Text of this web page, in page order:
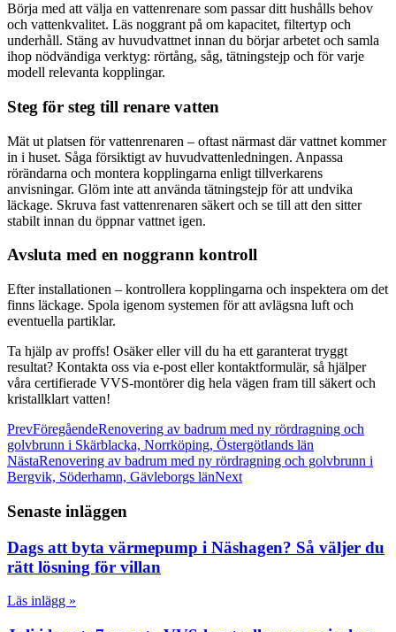
Börja med att välja en vattenrenare som passar ditt hushålls behov
och vattenkvalitet. Läs noggrant på om kapacitet, filtertyp och
underhåll. Stäng av huvudvattnet innan du börjar arbetet och samla
ihop nödvändiga verktyg: rörtång, såg, tätningstejp och för varje
modell relevanta kopplingar.
Steg för steg till renare vatten
Mät ut platsen för vattenrenaren – oftast närmast där vattnet kommer
in i huset. Såga försiktigt av huvudvattenledningen. Anpassa
rörändarna och montera kopplingarna enligt tillverkarens
anvisningar. Glöm inte att använda tätningstejp för att undvika
läckage. Skruva fast vattenrenaren säkert och se till att den sitter
stabilt innan du öppnar vattnet igen.
Avsluta med en noggrann kontroll
Efter installationen – kontrollera kopplingarna och inspektera om det
finns läckage. Spola igenom systemen för att avlägsna luft och
eventuella partiklar.
Ta hjälp av proffs! Osäker eller vill du ha ett garanterat tryggt
resultat? Kontakta oss via e-post eller kontaktformulär, så hjälper
våra certifierade VVS-montörer dig hela vägen fram till säkert och
kristallklart vatten!
PrevFöregåendeRenovering av badrum med ny rördragning och
golvbrunn i Skärblacka, Norrköping, Östergötlands län
NästaRenovering av badrum med ny rördragning och golvbrunn i
Bergvik, Söderhamn, Gävleborgs länNext
Senaste inläggen
Dags att byta värmepump i Näshagen? Så väljer du
rätt lösning för villan
Läs inlägg »